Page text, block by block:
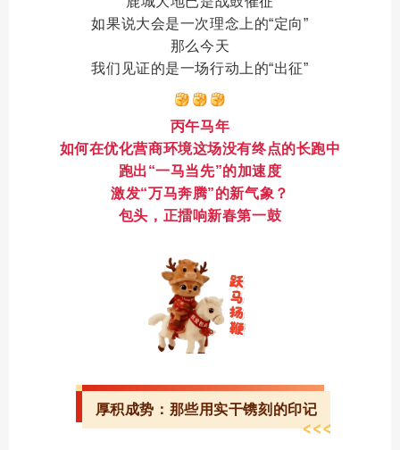
如果说大会是一次理念上的“定向”
那么今天
我们见证的是一场行动上的“出征”
丙午马年
如何在优化营商环境这场没有终点的长跑中
跑出“一马当先”的加速度
激发“万马奔腾”的新气象？
包头，正擂响新春第一鼓
厚积成势：那些用实干镌刻的印记